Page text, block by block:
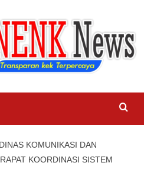
DINAS KOMUNIKASI DAN
KOORDINASI SISTEM